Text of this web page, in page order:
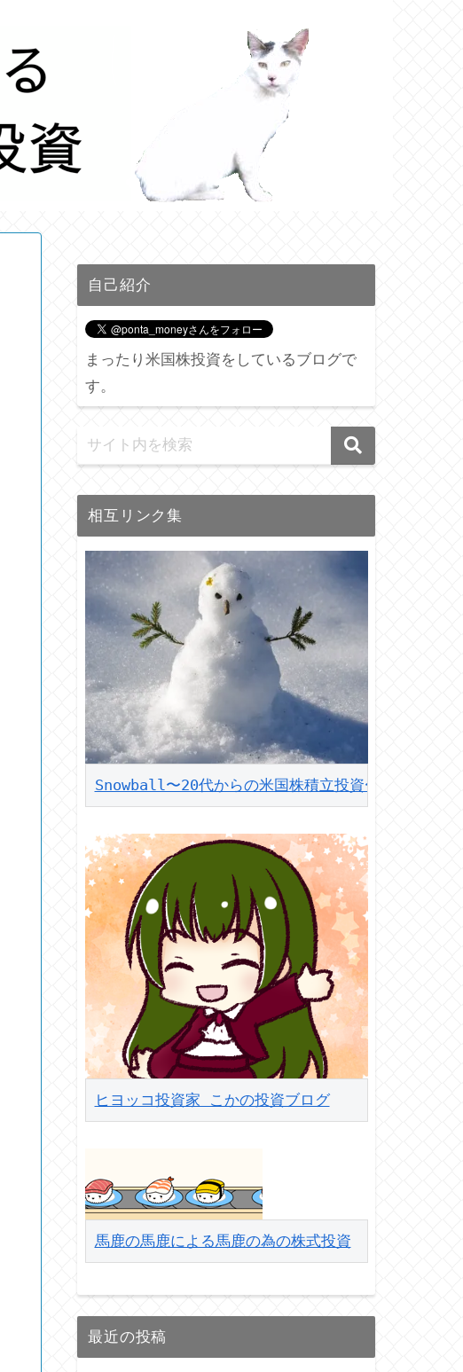
自己紹介
まったり米国株投資をしているブログで
す。
相互リンク集
Snowball〜20代からの米国株積立投資〜
ヒヨッコ投資家 こかの投資ブログ
馬鹿の馬鹿による馬鹿の為の株式投資
最近の投稿